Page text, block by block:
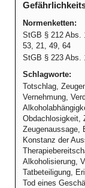
Normenketten:
StGB § 212 Abs.
53, 21, 49, 64
StGB § 223 Abs.
Schlagworte:
Totschlag,
Vernehmung,
Obdachlosigkeit,
Zeugenaussage,
Konstanz der
Alkoholisierung,
Tatbeteiligung,
Tod eines